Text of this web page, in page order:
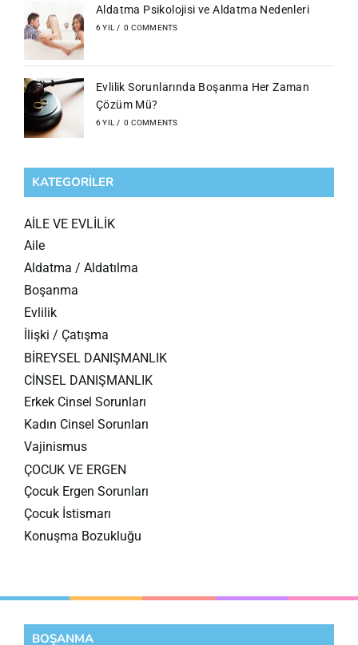
Aldatma Psikolojisi ve Aldatma Nedenleri
6 YIL / 0 COMMENTS
Evlilik Sorunlarında Boşanma Her Zaman
Çözüm Mü?
6 YIL / 0 COMMENTS
KATEGORILER
AİLE VE EVLİLİK
Aile
Aldatma / Aldatılma
Boşanma
Evlilik
İlişki / Çatışma
BİREYSEL DANIŞMANLIK
CİNSEL DANIŞMANLIK
Erkek Cinsel Sorunları
Kadın Cinsel Sorunları
Vajinismus
ÇOCUK VE ERGEN
Çocuk Ergen Sorunları
Çocuk İstismarı
Konuşma Bozukluğu
BOŞANMA